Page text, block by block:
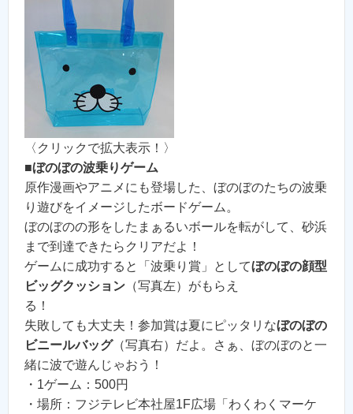
〈クリックで拡大表示！〉
■ぼのぼの波乗りゲーム
原作漫画やアニメにも登場した、ぼのぼのたちの波乗
り遊びをイメージしたボードゲーム。
ぼのぼのの形をしたまぁるいボールを転がして、砂浜
まで到達できたらクリアだよ！
ゲームに成功すると「波乗り賞」としてぼのぼの顔型
ビッグクッション （写真左）がもらえ
る！
失敗しても大丈夫！参加賞は夏にピッタリなぼのぼの
ビニールバッグ（写真右）だよ。さぁ、ぼのぼのと一
緒に波で遊んじゃおう！
・1ゲーム：500円
・場所：フジテレビ本社屋1F広場「わくわくマーケ